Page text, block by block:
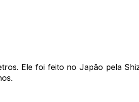
Ele foi feito no Japão pela